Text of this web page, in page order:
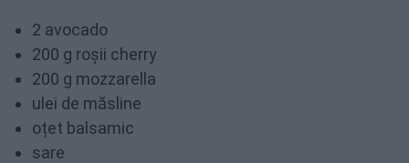
2 avocado
200 g roșii cherry
200 g mozzarella
ulei de măsline
oțet balsamic
sare